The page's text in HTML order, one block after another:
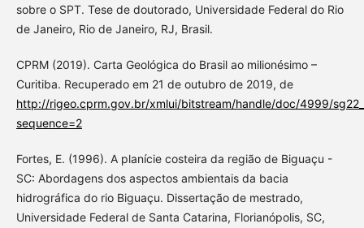
sobre o SPT. Tese de doutorado, Universidade Federal do Rio
de Janeiro, Rio de Janeiro, RJ, Brasil.
CPRM (2019). Carta Geológica do Brasil ao milionésimo –
Curitiba. Recuperado em 21 de outubro de 2019, de
http://rigeo.cprm.gov.br/xmlui/bitstream/handle/doc/4999/
sequence=2
Fortes, E. (1996). A planície costeira da região de Biguaçu -
SC: Abordagens dos aspectos ambientais da bacia
hidrográfica do rio Biguaçu. Dissertação de mestrado,
Universidade Federal de Santa Catarina, Florianópolis, SC,